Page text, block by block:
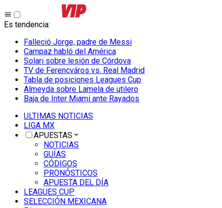
Es tendencia:
Falleció Jorge, padre de Messi
Campaz habló del América
Solari sobre lesión de Córdova
TV de Ferencváros vs. Real Madrid
Tabla de posiciones Leagues Cup
Almeyda sobre Lamela de utilero
Baja de Inter Miami ante Rayados
ULTIMAS NOTICIAS
LIGA MX
APUESTAS
NOTICIAS
GUÍAS
CÓDIGOS
PRONÓSTICOS
APUESTA DEL DÍA
LEAGUES CUP
SELECCIÓN MEXICANA